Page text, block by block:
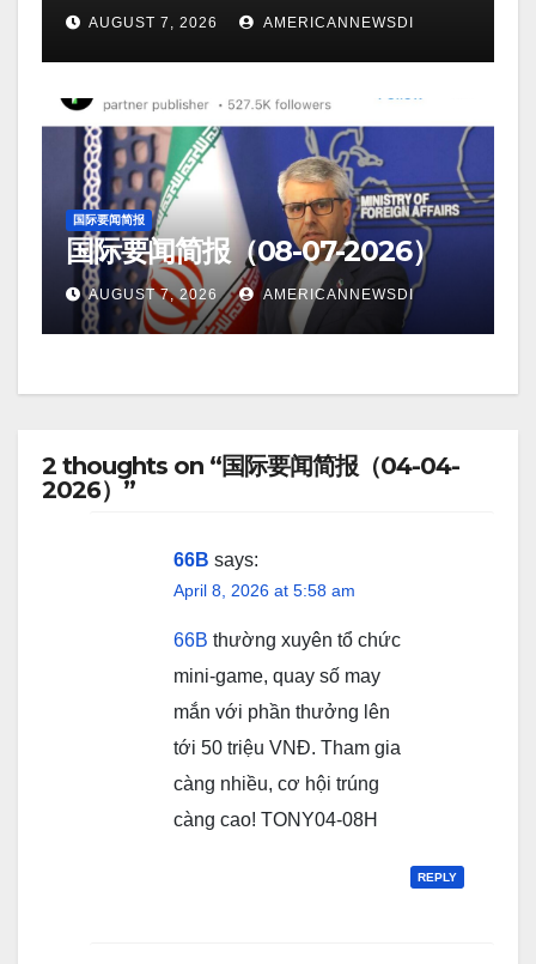
AUGUST 7, 2026 AMERICANNEWSDI
国际要闻简报
国际要闻简报（08-07-2026）
AUGUST 7, 2026 AMERICANNEWSDI
2 thoughts on “国际要闻简报（04-04-
2026）”
66B says:
April 8, 2026 at 5:58 am
66B thường xuyên tổ chức
mini-game, quay số may
mắn với phần thưởng lên
tới 50 triệu VNĐ. Tham gia
càng nhiều, cơ hội trúng
càng cao! TONY04-08H
REPLY